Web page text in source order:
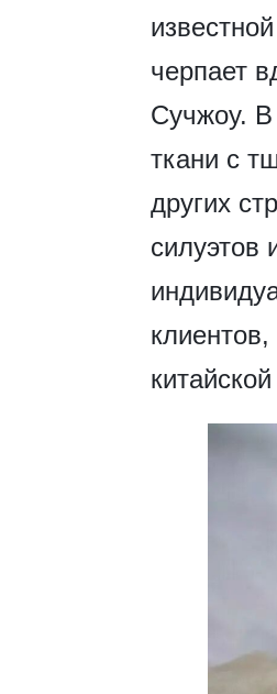
черпает
Сучжоу. В
ткани с
других
силуэтов